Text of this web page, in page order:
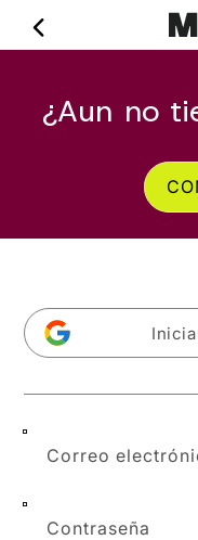
directamente
al contenido
¿Aun no
Correo
Contraseña